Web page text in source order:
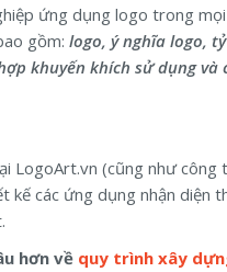
ứng dụng logo trong
gồm: logo, ý nghĩa logo,
khuyến khích sử dụng
(cũng như công
các ứng dụng nhận diện
hơn về quy trình xây